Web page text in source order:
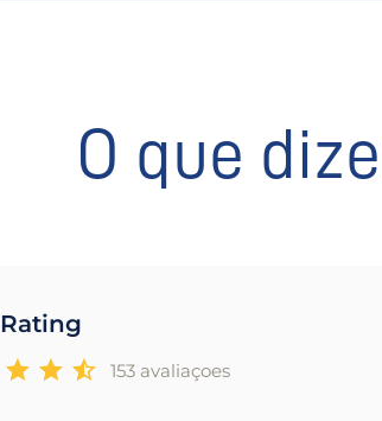
O que
Rating
153 avaliaçoes